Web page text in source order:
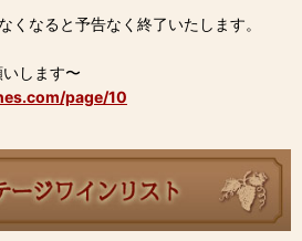
くなると予告なく終了いたします。
します〜
page/10